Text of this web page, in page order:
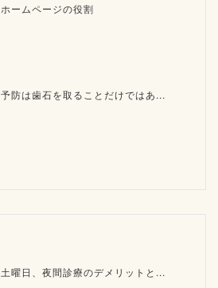
ホームページの役割
予防は歯石を取ることだけではあ...
土曜日、夜間診療のデメリットと...